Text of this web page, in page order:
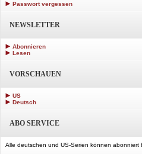
Passwort vergessen
NEWSLETTER
Abonnieren
Lesen
VORSCHAUEN
US
Deutsch
ABO SERVICE
Alle deutschen und US-Serien können abonniert